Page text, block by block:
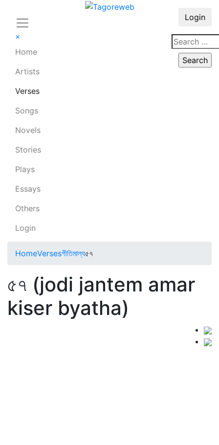
×
Home
Artists
Verses
Songs
Novels
Stories
Plays
Essays
Others
Login
Login
HomeVersesগীতিমাল্য৫৭
৫৭ (jodi jantem amar
kiser byatha)